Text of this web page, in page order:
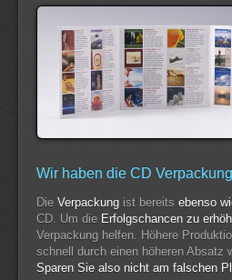
Wir haben die CD
Die Verpackung ist bereits ebenso
CD. Um die Erfolgschancen zu
Verpackung helfen. Höhere
schnell durch einen höheren Absatz
Sparen Sie also nicht am falschen